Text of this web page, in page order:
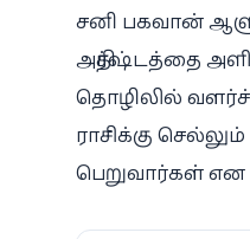
சனி பகவான்
அதிர்ஷ்டத்தை
தொழிலில்
ராசிக்கு
பெறுவார்கள் என